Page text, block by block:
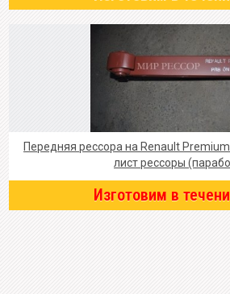
Передняя рессора на Renault
лист рессоры
Изготовим в